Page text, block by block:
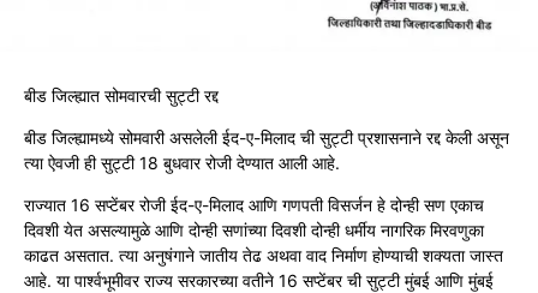
बीड जिल्ह्यात सोमवारची सुट्टी रद्द
बीड जिल्ह्यामध्ये सोमवारी असलेली ईद-ए-मिलाद ची सुट्टी प्रशासनाने रद्द केली असून
त्या ऐवजी ही सुट्टी 18 बुधवार रोजी देण्यात आली आहे.
राज्यात 16 सप्टेंबर रोजी ईद-ए-मिलाद आणि गणपती विसर्जन हे दोन्ही सण एकाच
दिवशी येत असल्यामुळे आणि दोन्ही सणांच्या दिवशी दोन्ही धर्मीय नागरिक मिरवणुका
काढत असतात. त्या अनुषंगाने जातीय तेढ अथवा वाद निर्माण होण्याची शक्यता जास्त
आहे. या पार्श्वभूमीवर राज्य सरकारच्या वतीने 16 सप्टेंबर ची सुट्टी मुंबई आणि मुंबई